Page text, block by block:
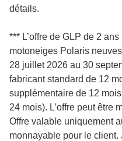
détails.
*** L’offre de GLP de 2
motoneiges Polaris
28 juillet 2026 au 30
fabricant standard de 12
supplémentaire de 12
24 mois). L’offre peut être
Offre valable uniquement
monnayable pour le client.